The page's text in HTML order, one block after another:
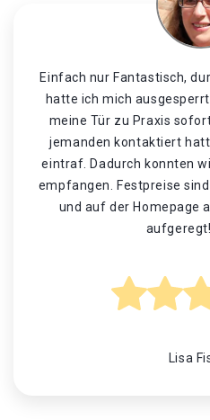
Einfach nur Fantastisch,
hatte ich mich
meine Tür zu Praxis
jemanden kontaktiert
eintraf. Dadurch konnten
empfangen. Festpreise
und auf der Homepage
Lisa